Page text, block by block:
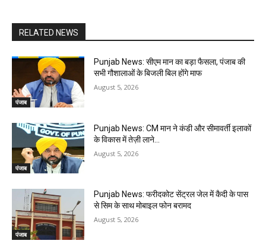
RELATED NEWS
पंजाब
Punjab News: सीएम मान का बड़ा फैसला, पंजाब की
सभी गौशालाओं के बिजली बिल होंगे माफ
August 5, 2026
पंजाब
Punjab News: CM मान ने कंडी और सीमावर्ती इलाकों
के विकास में तेज़ी लाने…
August 5, 2026
पंजाब
Punjab News: फरीदकोट सेंट्रल जेल में कैदी के पास
से सिम के साथ मोबाइल फोन बरामद
August 5, 2026